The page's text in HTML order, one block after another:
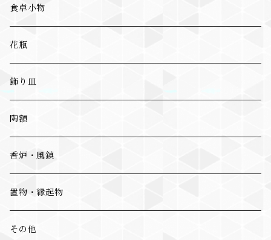
食卓小物
花瓶
飾り皿
陶額
香炉・風鎮
置物・縁起物
その他